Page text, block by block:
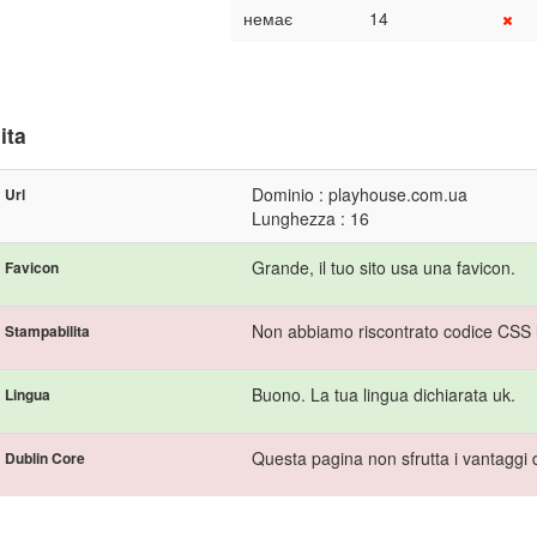
немає 14
Url
Dominio : playhouse.com.ua
Lunghezza : 16
Favicon Grande, il tuo sito usa una favicon.
Stampabilita Non abbiamo riscontrato codice CSS
Lingua Buono. La tua lingua dichiarata uk.
Dublin Core Questa pagina non sfrutta i vantaggi